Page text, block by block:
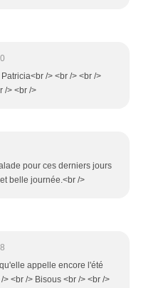
/> <br /> <br />
/> <br />
pour ces derniers jours
belle journée.<br />
appelle encore l'été
<br /> Bisous <br /> <br />